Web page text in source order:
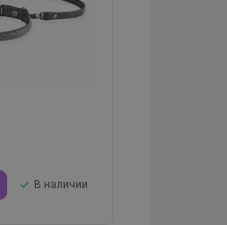
В наличии